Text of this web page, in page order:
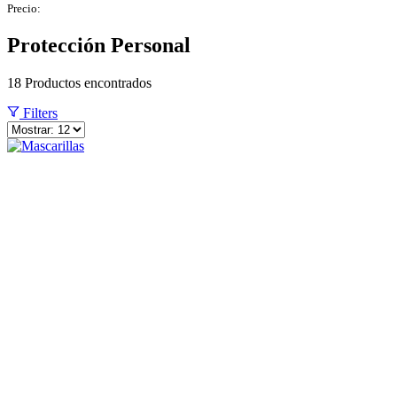
Precio:
Protección Personal
18 Productos encontrados
Filters